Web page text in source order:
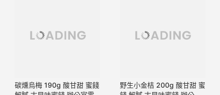
碳燻烏梅 190g 酸甘甜 蜜餞
野生小金桔 200g 酸甘甜 蜜